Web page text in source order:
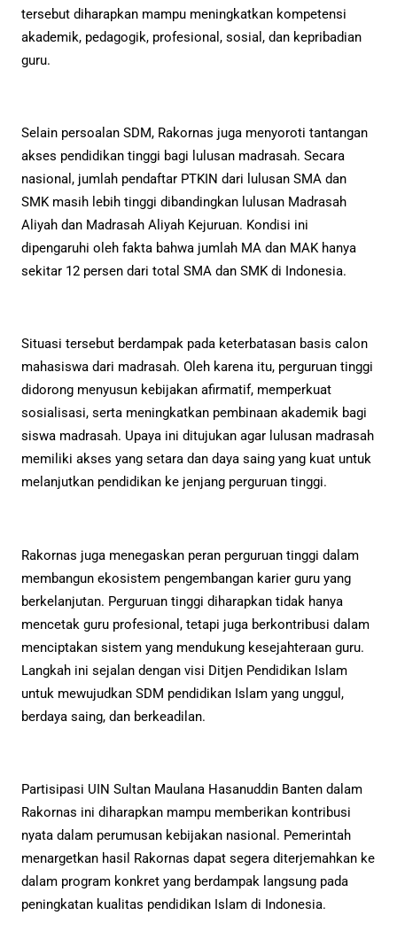
tersebut diharapkan mampu meningkatkan kompetensi
akademik, pedagogik, profesional, sosial, dan kepribadian
guru.
Selain persoalan SDM, Rakornas juga menyoroti tantangan
akses pendidikan tinggi bagi lulusan madrasah. Secara
nasional, jumlah pendaftar PTKIN dari lulusan SMA dan
SMK masih lebih tinggi dibandingkan lulusan Madrasah
Aliyah dan Madrasah Aliyah Kejuruan. Kondisi ini
dipengaruhi oleh fakta bahwa jumlah MA dan MAK hanya
sekitar 12 persen dari total SMA dan SMK di Indonesia.
Situasi tersebut berdampak pada keterbatasan basis calon
mahasiswa dari madrasah. Oleh karena itu, perguruan tinggi
didorong menyusun kebijakan afirmatif, memperkuat
sosialisasi, serta meningkatkan pembinaan akademik bagi
siswa madrasah. Upaya ini ditujukan agar lulusan madrasah
memiliki akses yang setara dan daya saing yang kuat untuk
melanjutkan pendidikan ke jenjang perguruan tinggi.
Rakornas juga menegaskan peran perguruan tinggi dalam
membangun ekosistem pengembangan karier guru yang
berkelanjutan. Perguruan tinggi diharapkan tidak hanya
mencetak guru profesional, tetapi juga berkontribusi dalam
menciptakan sistem yang mendukung kesejahteraan guru.
Langkah ini sejalan dengan visi Ditjen Pendidikan Islam
untuk mewujudkan SDM pendidikan Islam yang unggul,
berdaya saing, dan berkeadilan.
Partisipasi UIN Sultan Maulana Hasanuddin Banten dalam
Rakornas ini diharapkan mampu memberikan kontribusi
nyata dalam perumusan kebijakan nasional. Pemerintah
menargetkan hasil Rakornas dapat segera diterjemahkan ke
dalam program konkret yang berdampak langsung pada
peningkatan kualitas pendidikan Islam di Indonesia.